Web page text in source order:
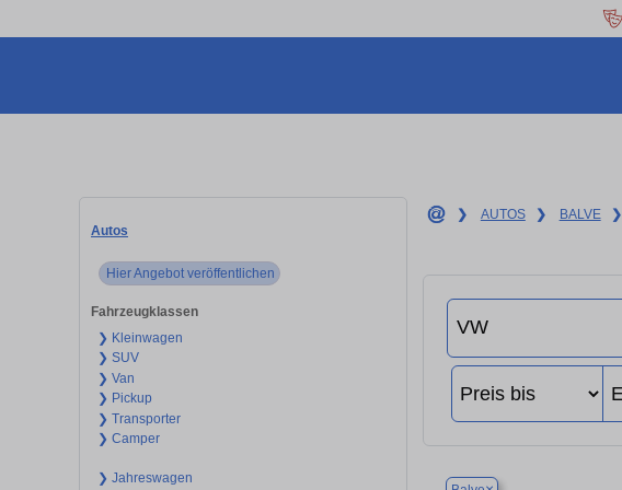
Autos
Hier Angebot veröffentlichen
Fahrzeugklassen
❯ Kleinwagen
❯ SUV
❯ Van
❯ Pickup
❯ Transporter
❯ Camper
❯ Jahreswagen
❯ AUTOS ❯ BALVE ❯